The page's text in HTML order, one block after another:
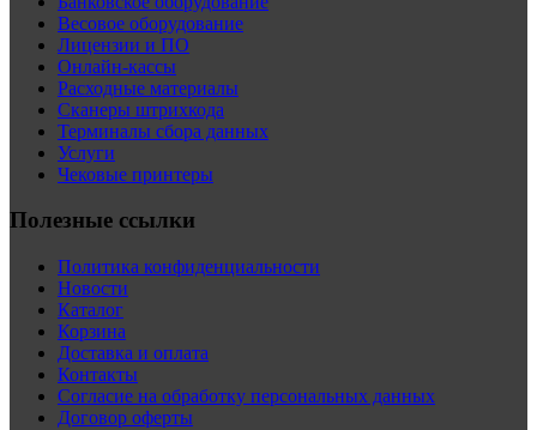
Весовое оборудование
Лицензии и ПО
Онлайн-кассы
Расходные материалы
Сканеры штрихкода
Терминалы сбора данных
Услуги
Чековые принтеры
Полезные ссылки
Политика конфиденциальности
Новости
Каталог
Корзина
Доставка и оплата
Контакты
Согласие на обработку персональных данных
Договор оферты